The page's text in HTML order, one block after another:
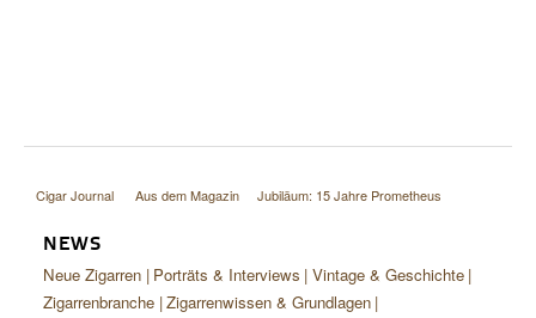
Cigar Journal Aus dem Magazin Jubiläum: 15 Jahre Prometheus
NEWS
Neue Zigarren Porträts & Interviews Vintage & Geschichte
Zigarrenbranche Zigarrenwissen & Grundlagen